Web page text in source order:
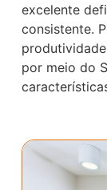
excelente
consistente.
por meio do